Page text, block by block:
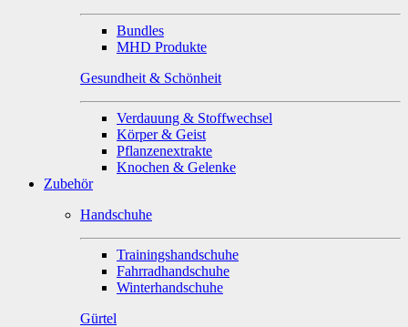
Bundles
MHD Produkte
Gesundheit & Schönheit
Verdauung & Stoffwechsel
Körper & Geist
Pflanzenextrakte
Knochen & Gelenke
Zubehör
Handschuhe
Trainingshandschuhe
Fahrradhandschuhe
Winterhandschuhe
Gürtel